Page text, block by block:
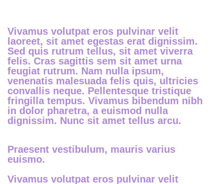
Vivamus volutpat eros pulvinar velit
laoreet, sit amet egestas erat dignissim.
Sed quis rutrum tellus, sit amet viverra
felis. Cras sagittis sem sit amet urna
feugiat rutrum. Nam nulla ipsum,
venenatis malesuada felis quis, ultricies
convallis neque. Pellentesque tristique
fringilla tempus. Vivamus bibendum nibh
in dolor pharetra, a euismod nulla
dignissim. Nunc sit amet tellus arcu.
Praesent vestibulum, mauris varius
euismo.
Vivamus volutpat eros pulvinar velit